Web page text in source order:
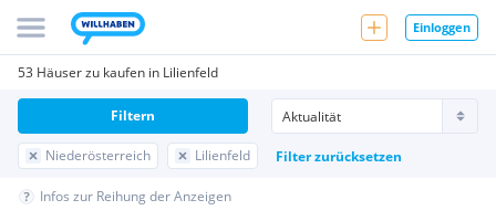
Einloggen
53 Häuser zu kaufen in Lilienfeld
Niederösterreich Lilienfeld Filter zurücksetzen
Filtern
Infos zur Reihung der Anzeigen